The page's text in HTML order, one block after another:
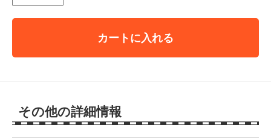
カートに入れる
その他の詳細情報